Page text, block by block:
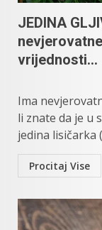
JEDINA
vrijednosti…
Ima
li znate da je u
jedina lisičarka
Procitaj Vise